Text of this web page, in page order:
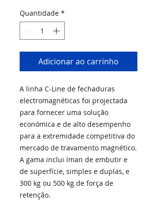
Quantidade *
Adicionar ao carrinho
A linha C-Line de fechaduras
electromagnéticas foi projectada
para fornecer uma solução
económica e de alto desempenho
para a extremidade competitiva do
mercado de travamento magnético.
A gama inclui íman de embutir e
de superfície, simples e duplas, e
300 kg ou 500 kg de força de
retenção.